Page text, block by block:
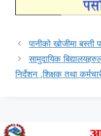
पानीको खोजीमा बस्ती
सामुदायिक
निर्देशन ,शिक्षक तथा